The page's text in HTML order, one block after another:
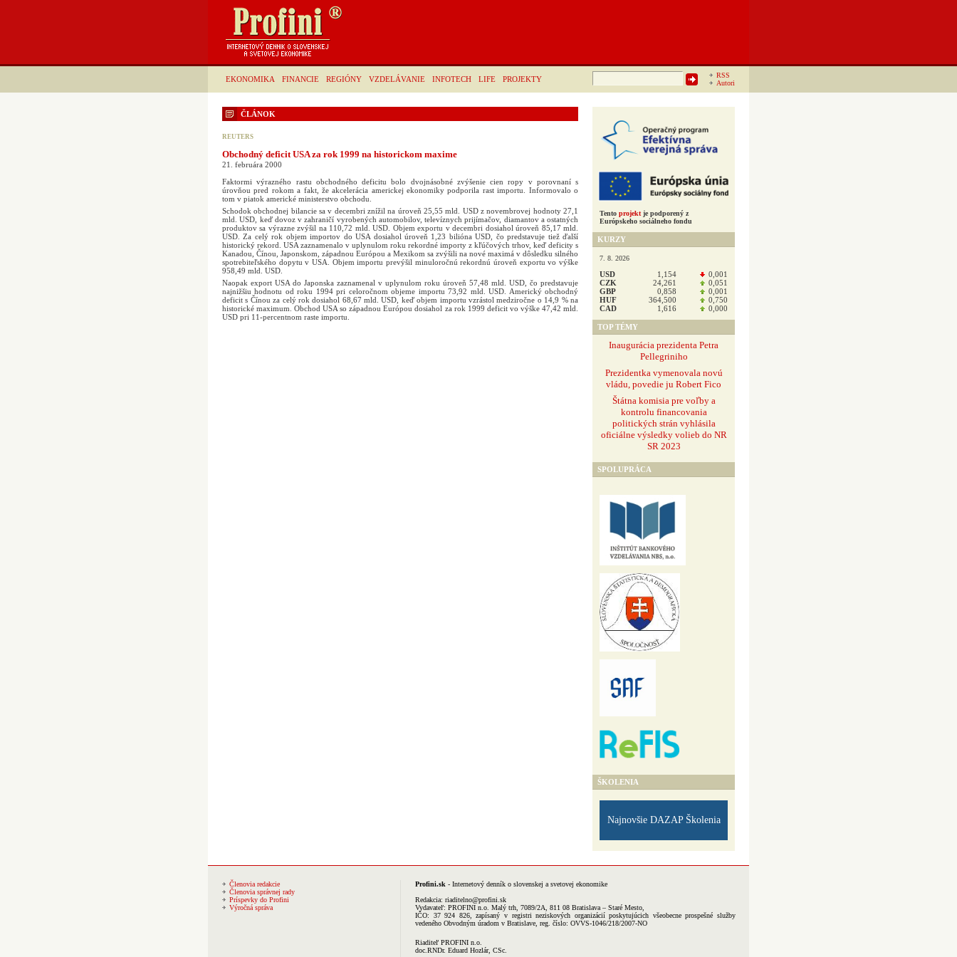
EKONOMIKA FINANCIE REGIÓNY VZDELÁVANIE INFOTECH LIFE PROJEKTY
RSS
Autori
Hľadať:
ČLÁNOK
REUTERS
Obchodný deficit USA za rok 1999 na historickom maxime
21. februára 2000
Faktormi výrazného rastu obchodného deficitu bolo dvojnásobné zvýšenie cien ropy v porovnaní s
úrovňou pred rokom a fakt, že akcelerácia americkej ekonomiky podporila rast importu. Informovalo o
tom v piatok americké ministerstvo obchodu.
Schodok obchodnej bilancie sa v decembri znížil na úroveň 25,55 mld. USD z novembrovej hodnoty 27,1
mld. USD, keď dovoz v zahraničí vyrobených automobilov, televíznych prijímačov, diamantov a ostatných
produktov sa výrazne zvýšil na 110,72 mld. USD. Objem exportu v decembri dosiahol úroveň 85,17 mld.
USD. Za celý rok objem importov do USA dosiahol úroveň 1,23 bilióna USD, čo predstavuje tiež ďalší
historický rekord. USA zaznamenalo v uplynulom roku rekordné importy z kľúčových trhov, keď deficity s
Kanadou, Čínou, Japonskom, západnou Európou a Mexikom sa zvýšili na nové maximá v dôsledku silného
spotrebiteľského dopytu v USA. Objem importu prevýšil minuloročnú rekordnú úroveň exportu vo výške
958,49 mld. USD.
Naopak export USA do Japonska zaznamenal v uplynulom roku úroveň 57,48 mld. USD, čo predstavuje
najnižšiu hodnotu od roku 1994 pri celoročnom objeme importu 73,92 mld. USD. Americký obchodný
deficit s Čínou za celý rok dosiahol 68,67 mld. USD, keď objem importu vzrástol medziročne o 14,9 % na
historické maximum. Obchod USA so západnou Európou dosiahol za rok 1999 deficit vo výške 47,42 mld.
USD pri 11-percentnom raste importu.
Tento projekt je podporený z
Európskeho sociálneho fondu
KURZY
7. 8. 2026
USD 1,154
0,001
CZK
24,261
0,051
GBP
0,858
0,001
HUF
364,500
0,750
CAD
1,616 0,000
TOP TÉMY
Inaugurácia prezidenta Petra
Pellegriniho
Prezidentka vymenovala novú
vládu, povedie ju Robert Fico
Štátna komisia pre voľby a
kontrolu financovania
politických strán vyhlásila
oficiálne výsledky volieb do NR
SR 2023
SPOLUPRÁCA
ŠKOLENIA
Najnovšie DAZAP Školenia
Členovia redakcie
Členovia správnej rady
Príspevky do Profini
Výročná správa
Profini.sk - Internetový denník o slovenskej a svetovej ekonomike
Redakcia: riaditelno@profini.sk
Vydavateľ: PROFINI n.o. Malý trh, 7089/2A, 811 08 Bratislava – Staré Mesto,
IČO: 37 924 826, zapísaný v registri neziskových organizácií poskytujúcich všeobecne prospešné služby
vedeného Obvodným úradom v Bratislave, reg. číslo: OVVS-1046/218/2007-NO
Riaditeľ PROFINI n.o.
doc.RNDr. Eduard Hozlár, CSc.